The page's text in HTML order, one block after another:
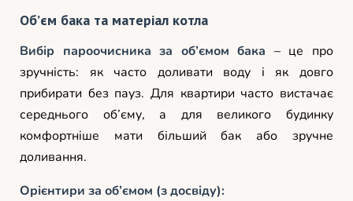
Об’єм бака та матеріал котла
Вибір пароочисника за об’ємом бака – це про
зручність: як часто доливати воду і як довго
прибирати без пауз. Для квартири часто вистачає
середнього об’єму, а для великого будинку
комфортніше мати більший бак або зручне
доливання.
Орієнтири за об’ємом (з досвіду):